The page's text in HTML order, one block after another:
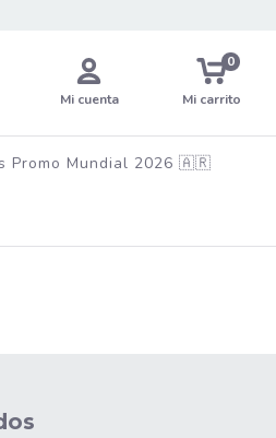
Mi cuenta Mi carrito
0
Promo Mundial 2026 🇦🇷